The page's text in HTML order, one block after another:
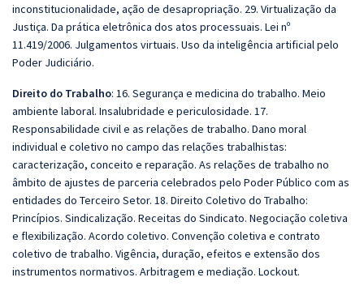
inconstitucionalidade, ação de desapropriação. 29. Virtualização da
Justiça. Da prática eletrônica dos atos processuais. Lei nº
11.419/2006. Julgamentos virtuais. Uso da inteligência artificial pelo
Poder Judiciário.
Direito do Trabalho: 16. Segurança e medicina do trabalho. Meio
ambiente laboral. Insalubridade e periculosidade. 17.
Responsabilidade civil e as relações de trabalho. Dano moral
individual e coletivo no campo das relações trabalhistas:
caracterização, conceito e reparação. As relações de trabalho no
âmbito de ajustes de parceria celebrados pelo Poder Público com as
entidades do Terceiro Setor. 18. Direito Coletivo do Trabalho:
Princípios. Sindicalização. Receitas do Sindicato. Negociação coletiva
e flexibilização. Acordo coletivo. Convenção coletiva e contrato
coletivo de trabalho. Vigência, duração, efeitos e extensão dos
instrumentos normativos. Arbitragem e mediação. Lockout.